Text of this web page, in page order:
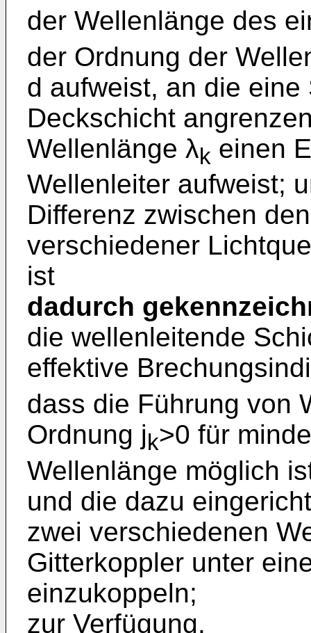
der Wellenlänge des
der Ordnung der
d aufweist, an die
Deckschicht
Wellenlänge λk einen
Wellenleiter aufweist;
Differenz zwischen
verschiedener
ist
dadurch
die wellenleitende
effektive
dass die Führung von
Ordnung j k>0 für
Wellenlänge möglich
und die dazu
zwei verschiedenen
Gitterkoppler unter
einzukoppeln;
zur Verfügung.